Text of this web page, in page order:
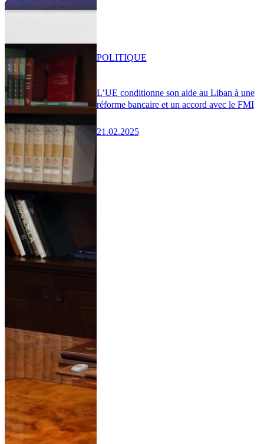
L’UE conditionne son aide au Liban à une
réforme bancaire et un accord avec le FMI
21.02.2025
POLITIQUE